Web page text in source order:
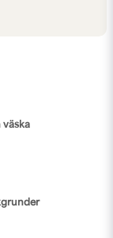
väska